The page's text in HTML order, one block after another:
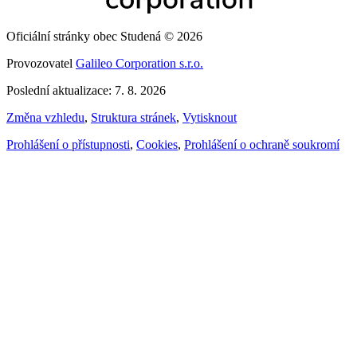
Oficiální stránky obec Studená © 2026
Provozovatel Galileo Corporation s.r.o.
Poslední aktualizace: 7. 8. 2026
Změna vzhledu, Struktura stránek, Vytisknout
Prohlášení o přístupnosti, Cookies, Prohlášení o ochraně soukromí